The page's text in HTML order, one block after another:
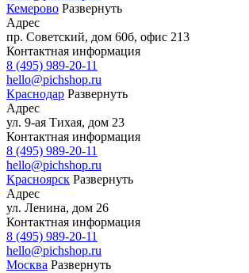
Кемерово Развернуть
Адрес
пр. Советский, дом 60б, офис 213
Контактная информация
8 (495) 989-20-11
hello@pichshop.ru
Краснодар Развернуть
Адрес
ул. 9-ая Тихая, дом 23
Контактная информация
8 (495) 989-20-11
hello@pichshop.ru
Красноярск Развернуть
Адрес
ул. Ленина, дом 26
Контактная информация
8 (495) 989-20-11
hello@pichshop.ru
Москва Развернуть